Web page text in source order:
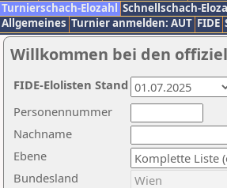
Turnierschach-Elozahl Schnellschach-
Allgemeines Turnier anmelden: AUT FIDE
Willkommen bei den
Nachname
Ebene
Personennummer
Bundesland
FIDE-Elolisten Stand